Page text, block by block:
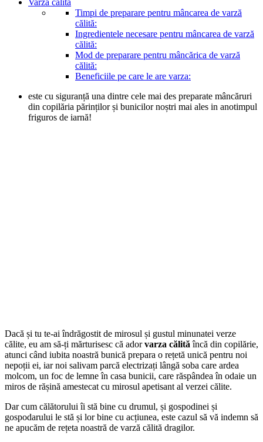
Varza călită
Timpi de preparare pentru mâncarea de varză
călită:
Ingredientele necesare pentru mâncarea de varză
călită:
Mod de preparare pentru mâncărica de varză
călită:
Beneficiile pe care le are varza:
este cu siguranță una dintre cele mai des preparate mâncăruri
din copilăria părinților și bunicilor noștri mai ales in anotimpul
friguros de iarnă!
Dacă și tu te-ai îndrăgostit de mirosul și gustul minunatei verze
călite, eu am să-ți mărturisesc că adorvarza călităîncă din copilărie,
atunci când iubita noastră bunică prepara o rețetă unică pentru noi
nepoții ei, iar noi salivam parcă electrizați lângă soba care ardea
molcom, un foc de lemne în casa bunicii, care răspândea în odaie un
miros de rășină amestecat cu mirosul apetisant al verzei călite.
Dar cum călătorului îi stă bine cu drumul, și gospodinei și
gospodarului le stă și lor bine cu acțiunea, este cazul să vă indemn să
ne apucăm de rețeta noastră de varză călită dragilor.